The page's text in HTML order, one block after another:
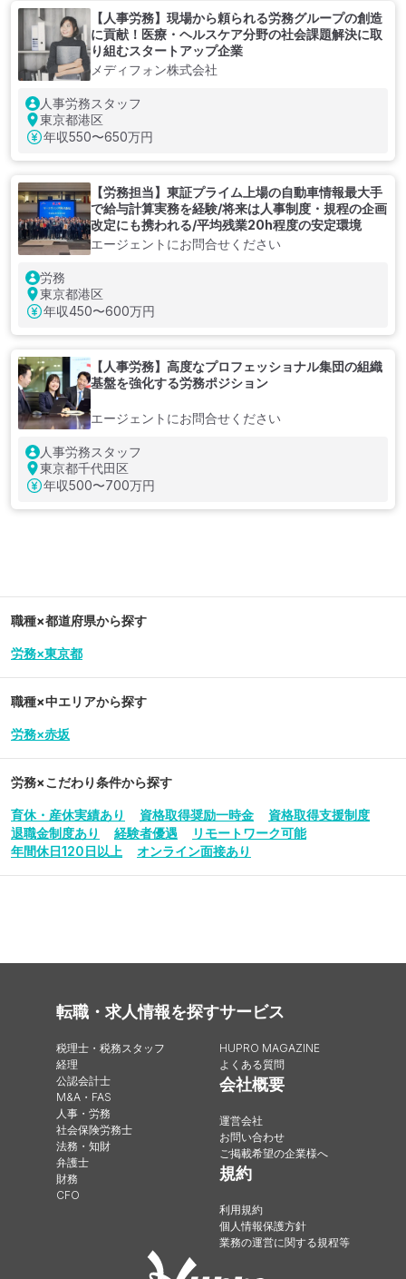
【人事労務】現場から頼られる労務グループの創造
に貢献！医療・ヘルスケア分野の社会課題解決に取
り組むスタートアップ企業
メディフォン株式会社
人事労務スタッフ
東京都港区
年収550〜650万円
【労務担当】東証プライム上場の自動車情報最大手
で給与計算実務を経験/将来は人事制度・規程の企画
改定にも携われる/平均残業20h程度の安定環境
エージェントにお問合せください
労務
東京都港区
年収450〜600万円
【人事労務】高度なプロフェッショナル集団の組織
基盤を強化する労務ポジション
エージェントにお問合せください
人事労務スタッフ
東京都千代田区
年収500〜700万円
職種×都道府県から探す
労務×東京都
職種×中エリアから探す
労務×赤坂
労務×こだわり条件から探す
育休・産休実績あり 資格取得奨励一時金
資格取得支援制度
退職金制度あり
経験者優遇
リモートワーク可能
年間休日120日以上
オンライン面接あり
転職・求人情報を探す
税理士・税務スタッフ
経理
公認会計士
M&A・FAS
人事・労務
社会保険労務士
法務・知財
弁護士
財務
CFO
サービス
HUPRO MAGAZINE
よくある質問
会社概要
運営会社
お問い合わせ
ご掲載希望の企業様へ
規約
利用規約
個人情報保護方針
業務の運営に関する規程等